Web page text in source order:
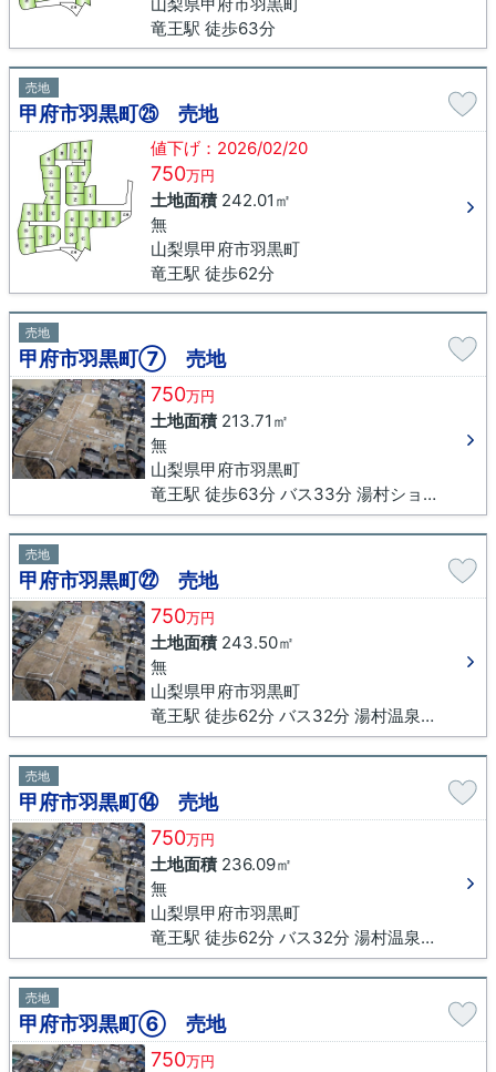
竜王駅 徒歩63分
売地
甲府市羽黒町㉕ 売地
値下げ：2026/02/20
750万円
土地面積242.01㎡
無
山梨県甲府市羽黒町
竜王駅 徒歩62分
売地
甲府市羽黒町⑦ 売地
750万円
土地面積213.71㎡
無
山梨県甲府市羽黒町
竜王駅 徒歩63分 バス33分 湯村ショッピングセンター下車 徒歩15分
売地
甲府市羽黒町㉒ 売地
750万円
土地面積243.50㎡
無
山梨県甲府市羽黒町
竜王駅 徒歩62分 バス32分 湯村温泉入口下車 徒歩16分
売地
甲府市羽黒町⑭ 売地
750万円
土地面積236.09㎡
無
山梨県甲府市羽黒町
竜王駅 徒歩62分 バス32分 湯村温泉入口下車 徒歩16分
売地
甲府市羽黒町⑥ 売地
750万円